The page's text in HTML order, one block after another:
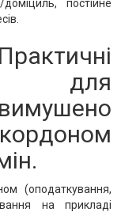
постійне
для
(оподаткування,
на прикладі